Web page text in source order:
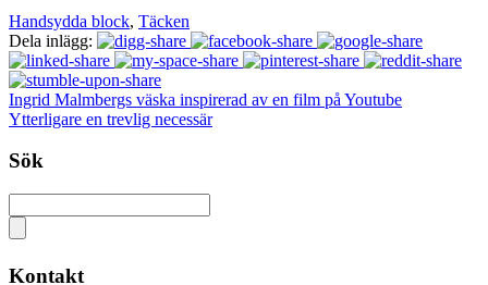
Handsydda block, Täcken
Dela inlägg:
Ingrid Malmbergs väska inspirerad av en film på Youtube
Ytterligare en trevlig necessär
Sök
Kontakt